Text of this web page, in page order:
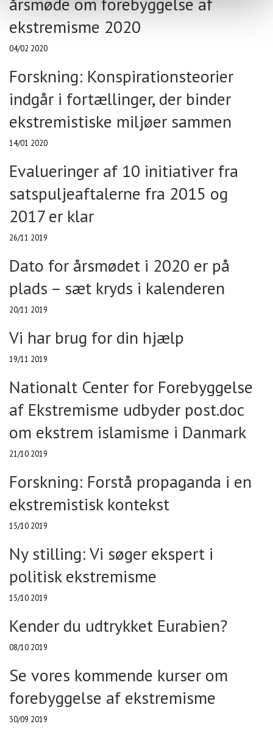
ekstremisme 2020
04/02 2020
Forskning: Konspirationsteorier
indgår i fortællinger, der binder
ekstremistiske miljøer sammen
14/01 2020
Evalueringer af 10 initiativer fra
satspuljeaftalerne fra 2015 og
2017 er klar
26/11 2019
Dato for årsmødet i 2020 er på
plads – sæt kryds i kalenderen
20/11 2019
Vi har brug for din hjælp
19/11 2019
Nationalt Center for Forebyggelse
af Ekstremisme udbyder post.doc
om ekstrem islamisme i Danmark
21/10 2019
Forskning: Forstå propaganda i en
ekstremistisk kontekst
15/10 2019
Ny stilling: Vi søger ekspert i
politisk ekstremisme
15/10 2019
Kender du udtrykket Eurabien?
08/10 2019
Se vores kommende kurser om
forebyggelse af ekstremisme
30/09 2019